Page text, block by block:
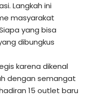
Langkah ini
masyarakat
yang bisa
dibungkus
karena dikenal
dengan semangat
15 outlet baru